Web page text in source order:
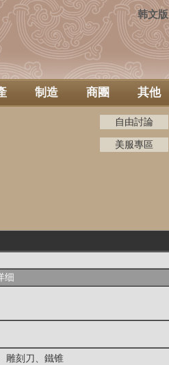
韩文版
制造 商團 其他
自由討論
美服專區
细
雕刻刀、鐵锥